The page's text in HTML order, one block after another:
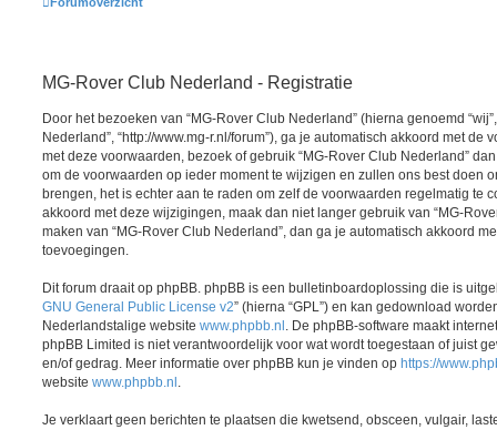
MG-Rover Club Nederland - Registratie
Door het bezoeken van “MG-Rover Club Nederland” (hierna genoemd “wij”,
Nederland”, “http://www.mg-r.nl/forum”), ga je automatisch akkoord met de
met deze voorwaarden, bezoek of gebruik “MG-Rover Club Nederland”
om de voorwaarden op ieder moment te wijzigen en zullen ons best doen
brengen, het is echter aan te raden om zelf de voorwaarden regelmatig te
akkoord met deze wijzigingen, maak dan niet langer gebruik van “MG-
maken van “MG-Rover Club Nederland”, dan ga je automatisch akkoord
toevoegingen.
Dit forum draait op phpBB. phpBB is een bulletinboardoplossing die is
GNU General Public License v2” (hierna “GPL”) en kan gedownload
Nederlandstalige website www.phpbb.nl . De phpBB-software maakt
phpBB Limited is niet verantwoordelijk voor wat wordt toegestaan of juist
en/of gedrag. Meer informatie over phpBB kun je vinden op https://
website www.phpbb.nl .
Je verklaart geen berichten te plaatsen die kwetsend, obsceen, vulgair,